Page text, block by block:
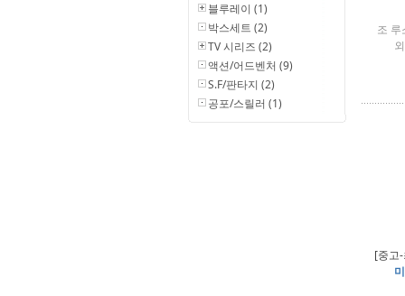
블루레이 (1)
박스세트 (2)
TV 시리즈 (2)
액션/어드벤처 (9)
S.F/판타지 (2)
공포/스릴러 (1)
조 루
[중고